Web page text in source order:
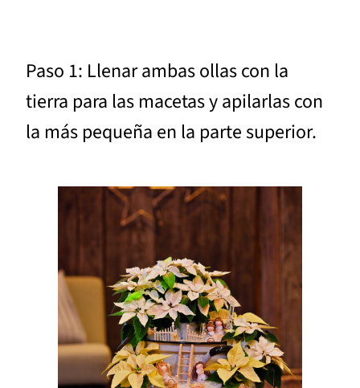
Paso 1: Llenar ambas ollas con la
tierra para las macetas y apilarlas con
la más pequeña en la parte superior.